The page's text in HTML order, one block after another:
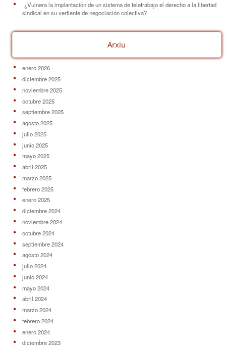
¿Vulnera la implantación de un sistema de teletrabajo el derecho a la libertad
sindical en su vertiente de negociación colectiva?
Arxiu
enero 2026
diciembre 2025
noviembre 2025
octubre 2025
septiembre 2025
agosto 2025
julio 2025
junio 2025
mayo 2025
abril 2025
marzo 2025
febrero 2025
enero 2025
diciembre 2024
noviembre 2024
octubre 2024
septiembre 2024
agosto 2024
julio 2024
junio 2024
mayo 2024
abril 2024
marzo 2024
febrero 2024
enero 2024
diciembre 2023